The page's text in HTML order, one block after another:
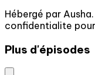
Hébergé par
confidentialite
Plus d'épisodes